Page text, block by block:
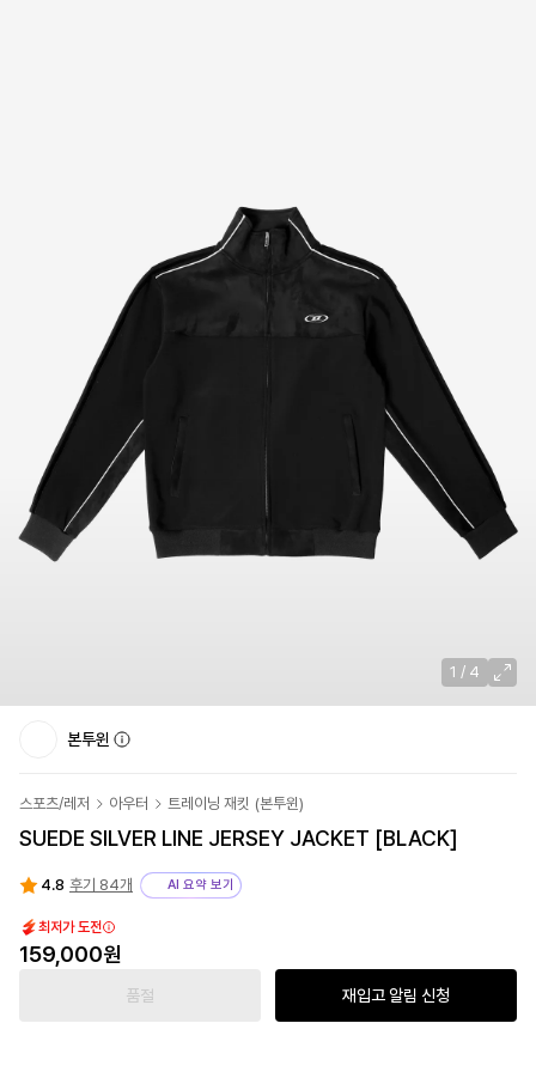
1 / 4
본투윈
스포츠/레저 아우터 트레이닝 재킷 (본투윈)
SUEDE SILVER LINE JERSEY JACKET [BLACK]
4.8 후기 84개 AI 요약 보기
최저가 도전
159,000원
품절 재입고 알림 신청